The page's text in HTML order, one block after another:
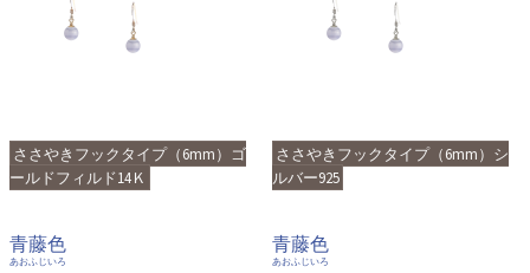
ささやきフックタイプ（6mm）ゴ
ールドフィルド14Ｋ
青藤色
あおふじいろ
ささやきフックタイプ（6mm）シ
ルバー925
青藤色
あおふじいろ